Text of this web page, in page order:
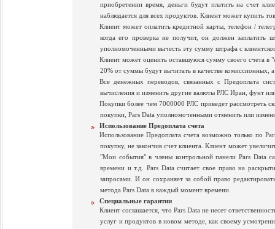
приобретении время, деньги будут платить на счет
наблюдается для всех продуктов. Клиент может купить
Клиент может оплатить кредитной карты, телефон /
когда его проверка не получит, он должен
уполномоченными вычесть эту сумму штрафа с
Клиент может оценить оставшуюся сумму своего счета в
20% от суммы будут вычитать в качестве комиссионных, а
Все денежных переводов, связанных с Предоплата
вычисления и изменить другие валюты РЛС Иран, фунт
Покупки более чем 7000000 РЛС приведет рассмотреть
покупки, Pars Data уполномоченными отменить или
Использование Предоплата счета
Использование Предоплата счета возможно только по
покупку, не закончив счет клиента. Клиент может
"Мои события" в члены контрольной панели Pars Data
времени и т.д. Pars Data считает свое право на
запросами. И он сохраняет за собой право
метода Pars Data в каждый момент времени.
Специальные гарантии
Клиент соглашается, что Pars Data не несет
услуг и продуктов в новом методе, как своему